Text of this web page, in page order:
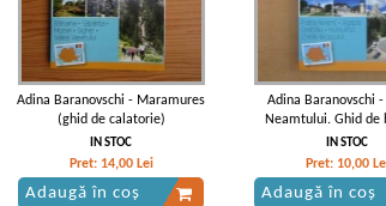
Adina Baranovschi - Maramures
(ghid de calatorie)
IN STOC
Pret: 14,00 Lei
Adaugă în coș
Adina Baranovschi -
Neamtului. Ghid de
IN STOC
Pret: 10,00
Adaugă în coș